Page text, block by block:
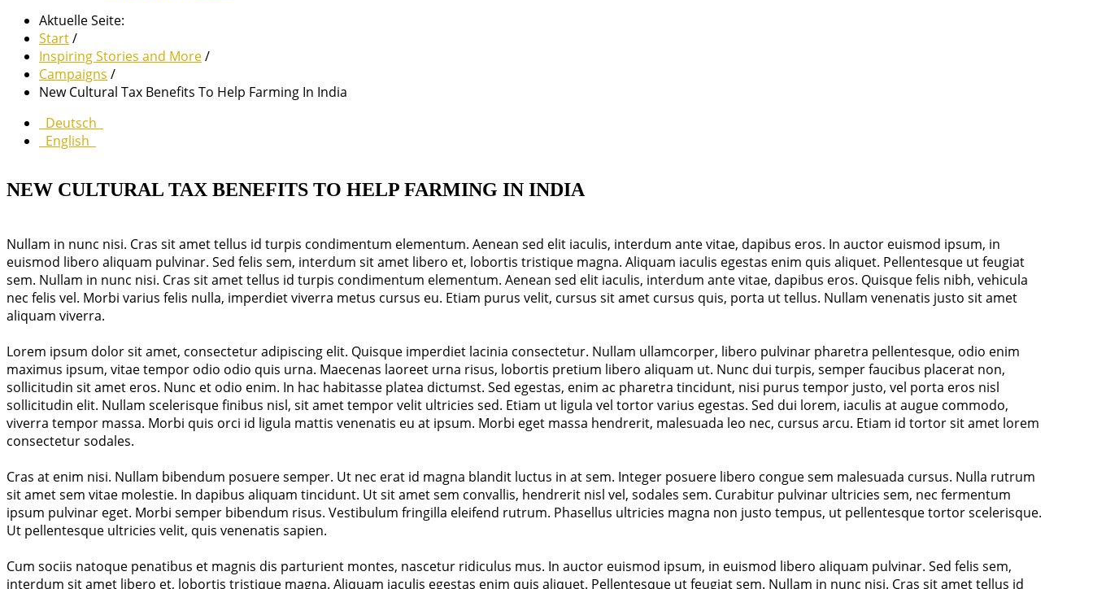
Aktuelle Seite:
Start/
Inspiring Stories and More/
Campaigns /
New Cultural Tax Benefits To Help Farming In India
Deutsch
English
NEW CULTURAL TAX BENEFITS TO HELP FARMING IN INDIA
Nullam in nunc nisi. Cras sit amet tellus id turpis condimentum elementum. Aenean sed elit iaculis, interdum ante vitae, dapibus eros. In auctor euismod ipsum, in
euismod libero aliquam pulvinar. Sed felis sem, interdum sit amet libero et, lobortis tristique magna. Aliquam iaculis egestas enim quis aliquet. Pellentesque ut feugiat
sem. Nullam in nunc nisi. Cras sit amet tellus id turpis condimentum elementum. Aenean sed elit iaculis, interdum ante vitae, dapibus eros. Quisque felis nibh, vehicula
nec felis vel. Morbi varius felis nulla, imperdiet viverra metus cursus eu. Etiam purus velit, cursus sit amet cursus quis, porta ut tellus. Nullam venenatis justo sit amet
aliquam viverra.
Lorem ipsum dolor sit amet, consectetur adipiscing elit. Quisque imperdiet lacinia consectetur. Nullam ullamcorper, libero pulvinar pharetra pellentesque, odio enim
maximus ipsum, vitae tempor odio odio quis urna. Maecenas laoreet urna risus, lobortis pretium libero aliquam ut. Nunc dui turpis, semper faucibus placerat non,
sollicitudin sit amet eros. Nunc et odio enim. In hac habitasse platea dictumst. Sed egestas, enim ac pharetra tincidunt, nisi purus tempor justo, vel porta eros nisl
sollicitudin elit. Nullam scelerisque finibus nisl, sit amet tempor velit ultricies sed. Etiam ut ligula vel tortor varius egestas. Sed dui lorem, iaculis at augue commodo,
viverra tempor massa. Morbi quis orci id ligula mattis venenatis eu at ipsum. Morbi eget massa hendrerit, malesuada leo nec, cursus arcu. Etiam id tortor sit amet lorem
consectetur sodales.
Cras at enim nisi. Nullam bibendum posuere semper. Ut nec erat id magna blandit luctus in at sem. Integer posuere libero congue sem malesuada cursus. Nulla rutrum
sit amet sem vitae molestie. In dapibus aliquam tincidunt. Ut sit amet sem convallis, hendrerit nisl vel, sodales sem. Curabitur pulvinar ultricies sem, nec fermentum
ipsum pulvinar eget. Morbi semper bibendum risus. Vestibulum fringilla eleifend rutrum. Phasellus ultricies magna non justo tempus, ut pellentesque tortor scelerisque.
Ut pellentesque ultricies velit, quis venenatis sapien.
Cum sociis natoque penatibus et magnis dis parturient montes, nascetur ridiculus mus. In auctor euismod ipsum, in euismod libero aliquam pulvinar. Sed felis sem,
interdum sit amet libero et, lobortis tristique magna. Aliquam iaculis egestas enim quis aliquet. Pellentesque ut feugiat sem. Nullam in nunc nisi. Cras sit amet tellus id